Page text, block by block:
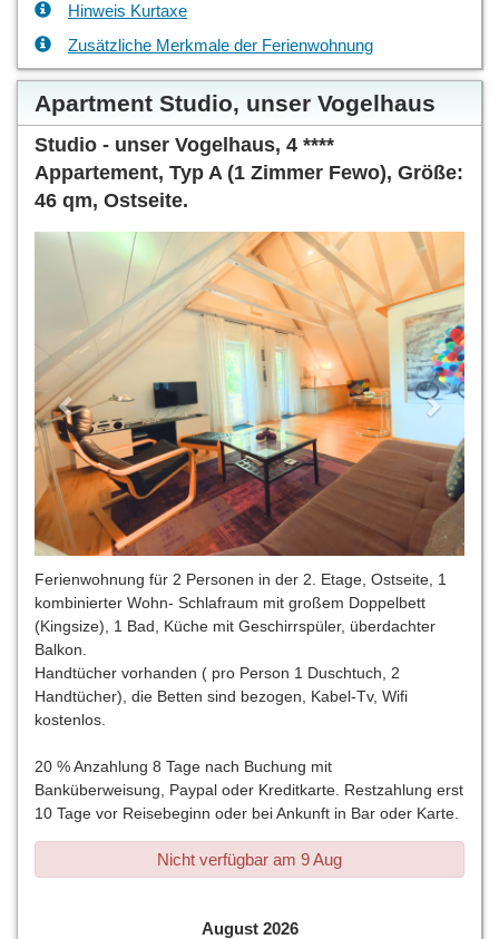
Hinweis Kurtaxe
Zusätzliche Merkmale der Ferienwohnung
Apartment Studio, unser Vogelhaus
Studio - unser Vogelhaus, 4 ****
Appartement, Typ A (1 Zimmer Fewo), Größe:
46 qm, Ostseite.
Previous Next
Ferienwohnung für 2 Personen in der 2. Etage, Ostseite, 1
kombinierter Wohn- Schlafraum mit großem Doppelbett
(Kingsize), 1 Bad, Küche mit Geschirrspüler, überdachter
Balkon.
Handtücher vorhanden ( pro Person 1 Duschtuch, 2
Handtücher), die Betten sind bezogen, Kabel-Tv, Wifi
kostenlos.
20 % Anzahlung 8 Tage nach Buchung mit
Banküberweisung, Paypal oder Kreditkarte. Restzahlung erst
10 Tage vor Reisebeginn oder bei Ankunft in Bar oder Karte.
Nicht verfügbar am 9 Aug
August 2026